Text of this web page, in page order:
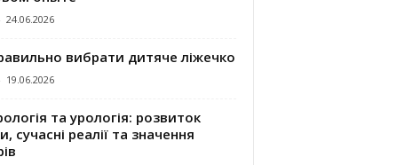
24.06.2026
вибрати дитяче ліжечко
19.06.2026
та урологія: розвиток
сучасні реалії та значення